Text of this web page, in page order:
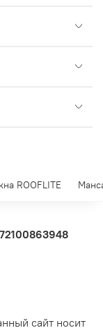
ROOFLITE
сайт носит